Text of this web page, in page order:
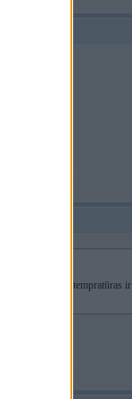
saprotu šādas tempratūras ir